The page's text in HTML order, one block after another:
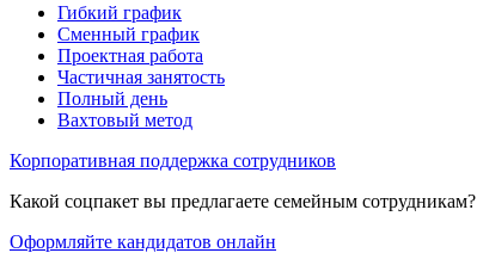
Гибкий график
Сменный график
Проектная работа
Частичная занятость
Полный день
Вахтовый метод
Корпоративная поддержка сотрудников
Какой соцпакет вы предлагаете семейным сотрудникам?
Оформляйте кандидатов онлайн